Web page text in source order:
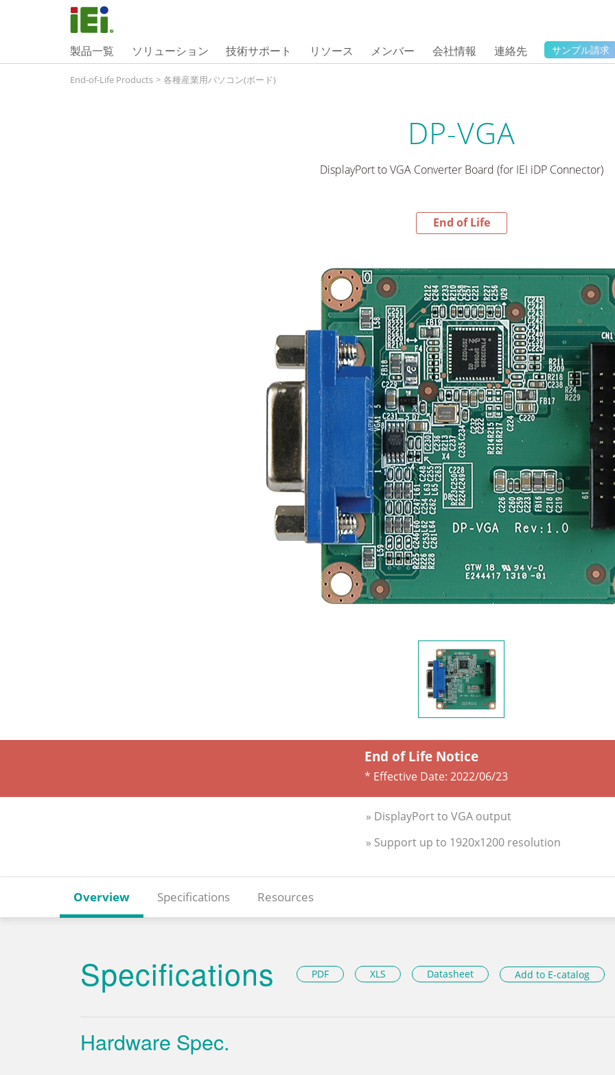
製品一覧 ソリューション 技術サポート リソース メンバー 会社情報 連絡先 サンプル請求
End-of-Life Products > 各種産業用パソコン(ボード)
DP-VGA
DisplayPort to VGA Converter Board (for IEI iDP Connector)
End of Life
End of Life Notice
* Effective Date: 2022/06/23
» DisplayPort to VGA output
» Support up to 1920x1200 resolution
Overview Specifications Resources
Specifications PDF XLS Datasheet Add to E-catalog
Hardware Spec.